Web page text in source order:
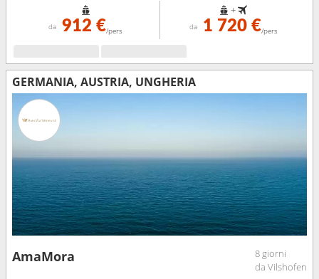
da 912 €/pers
+
da 1 720 €/pers
GERMANIA, AUSTRIA, UNGHERIA
AmaMora
8 giorni
da Vilshofen